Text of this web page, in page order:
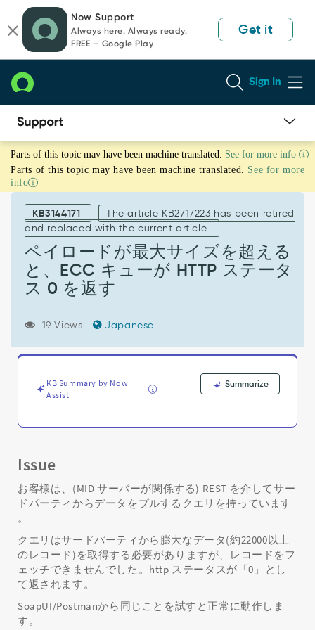
page
content
chat
Now Support
Always here. Always ready.
FREE — Google Play
Get it
Sign In
Knowledge
Article
View
Parts of this topic may have been machine translated. See for more info
Parts of this topic may have been machine translated. See for more
info
KB3144171
The article KB2717223 has been retired
and replaced with the current article.
ペイロードが最大サイズを超える
と、ECC キューが HTTP ステータ
ス 0 を返す
19 Views Japanese
KB Summary by Now
Assist
Summarize
Issue
お客様は、(MID サーバーが関係する) REST を介してサー
ドパーティからデータをプルするクエリを持っています
。
クエリはサードパーティから膨大なデータ(約22000以上
のレコード)を取得する必要がありますが、レコードをフ
ェッチできませんでした。http ステータスが「0」とし
て返されます。
SoapUI/Postmanから同じことを試すと正常に動作しま
す。